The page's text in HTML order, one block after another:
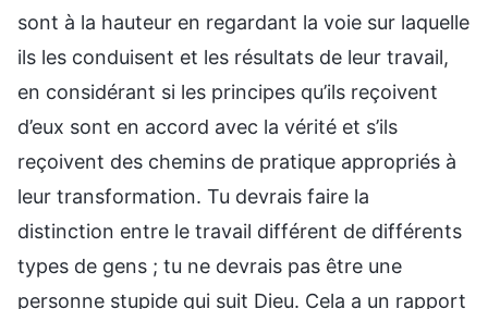
sont à la hauteur en regardant la voie sur laquelle
ils les conduisent et les résultats de leur travail,
en considérant si les principes qu’ils reçoivent
d’eux sont en accord avec la vérité et s’ils
reçoivent des chemins de pratique appropriés à
leur transformation. Tu devrais faire la
distinction entre le travail différent de différents
types de gens ; tu ne devrais pas être une
personne stupide qui suit Dieu. Cela a un rapport